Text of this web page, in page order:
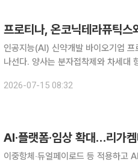
인공지능(AI) 신약개발 바이오기업
나선다. 양사는 분자접착제와 차세대
차세대 항암 기전(모달리티) 신약 연
2026-07-15 08:32
AI·플랫폼·임상 확대…리가
이중항체‧듀얼페이로드 등 적용하고